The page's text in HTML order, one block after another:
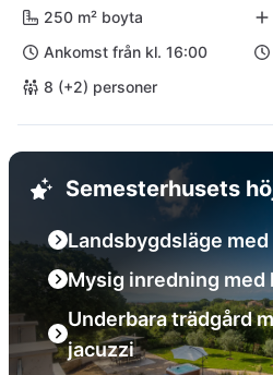
250 m² boyta
Ankomst från kl. 16:00
8 (+2) personer
Semesterhusets
Landsbygdsläge
Mysig inredning med
Underbara trädgård
jacuzzi